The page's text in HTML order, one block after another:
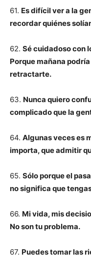
61. Es difícil ver a la
recordar quiénes
62. Sé cuidadoso con
Porque mañana
retractarte.
63. Nunca quiero
complicado que la
64. Algunas veces es
importa, que admitir
65. Sólo porque el
no significa que
66. Mi vida, mis
No son tu problema.
67. Puedes tomar las